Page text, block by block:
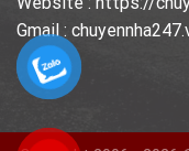
Gmail :